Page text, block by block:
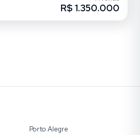
R$ 1.350.000
Porto Alegre